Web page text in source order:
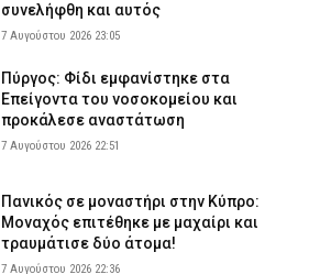
συνελήφθη και αυτός
7 Αυγούστου 2026 23:05
Πύργος: Φίδι εμφανίστηκε στα
Επείγοντα του νοσοκομείου και
προκάλεσε αναστάτωση
7 Αυγούστου 2026 22:51
Πανικός σε μοναστήρι στην Κύπρο:
Μοναχός επιτέθηκε με μαχαίρι και
τραυμάτισε δύο άτομα!
7 Αυγούστου 2026 22:36